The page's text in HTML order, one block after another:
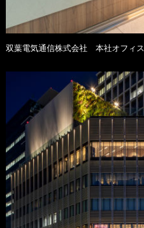
双葉電気通信株式会社 本社オフィス